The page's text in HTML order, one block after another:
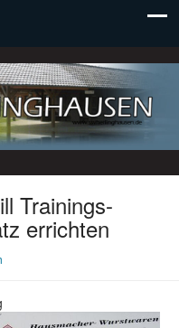
e. V.
Trainings-
errichten